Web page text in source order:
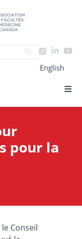
English
pour la
Conseil